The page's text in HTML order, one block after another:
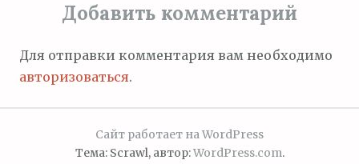
записям
Добавить комментарий
Для отправки комментария вам необходимо
авторизоваться.
Сайт работает на WordPress
Тема: Scrawl, автор:WordPress.com.